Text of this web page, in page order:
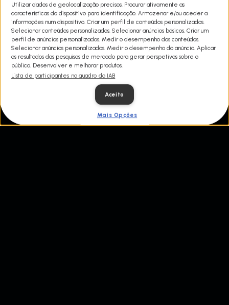
desportivas e de jogo de todos os tempos.
Utilizar dados de geolocalização precisos. Procurar ativamente as
características do dispositivo para identificação. Armazenar e/ou aceder a
informações num dispositivo. Criar um perfil de conteúdos personalizados.
Selecionar conteúdos personalizados. Selecionar anúncios básicos. Criar um
perfil de anúncios personalizados. Medir o desempenho dos conteúdos.
Selecionar anúncios personalizados. Medir o desempenho do anúncio. Aplicar
os resultados das pesquisas de mercado para gerar perspetivas sobre o
público. Desenvolver e melhorar produtos.
Lista de participantes no quadro do IAB
Aceito
Mais Opções